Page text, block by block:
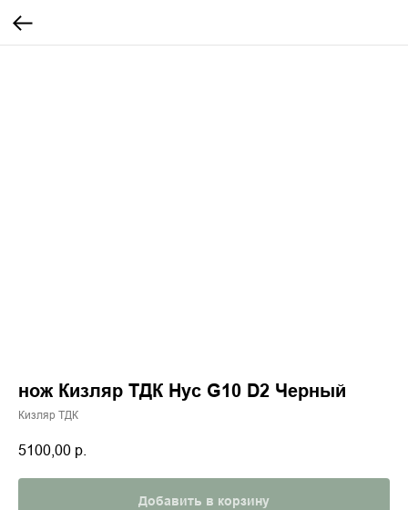
нож Кизляр ТДК Нус G10 D2 Черный
Кизляр ТДК
5100,00 р.
Добавить в корзину